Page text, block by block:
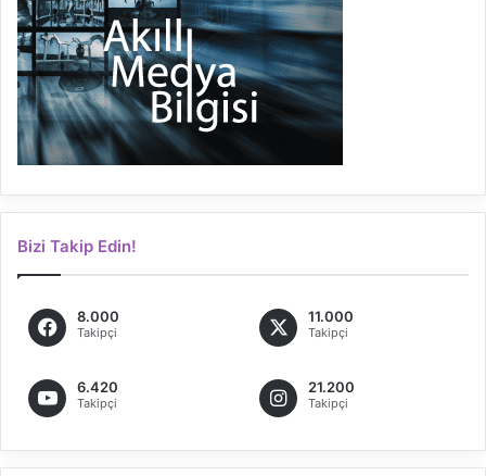
Bizi Takip Edin!
8.000
Takipçi
11.000
Takipçi
6.420
Takipçi
21.200
Takipçi